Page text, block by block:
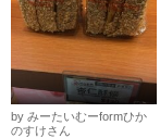
by みーたいむーformひか
のすけさん